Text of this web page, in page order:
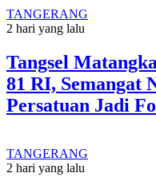
TANGERANG
2 hari yang lalu
Tangsel
81 RI, Semangat
Persatuan Jadi
TANGERANG
2 hari yang lalu